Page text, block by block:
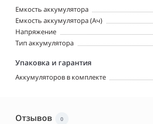
Емкость аккумулятора
Емкость аккумулятора (Ач)
Напряжение
Тип аккумулятора
Упаковка и гарантия
Аккумуляторов в комплекте
Отзывов 0